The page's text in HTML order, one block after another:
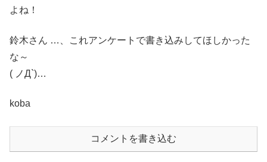
よね！
鈴木さん …、これアンケートで書き込みしてほしかった
な～
( ノД`)…
koba
コメントを書き込む